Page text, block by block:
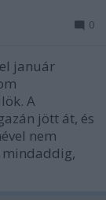
0
január
A
jött át, és
nem
mindaddig,